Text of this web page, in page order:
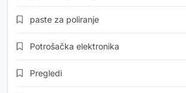
paste za poliranje
Potrošačka elektronika
Pregledi